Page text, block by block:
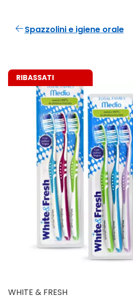
Spazzolini e igiene orale
RIBASSATI
WHITE & FRESH